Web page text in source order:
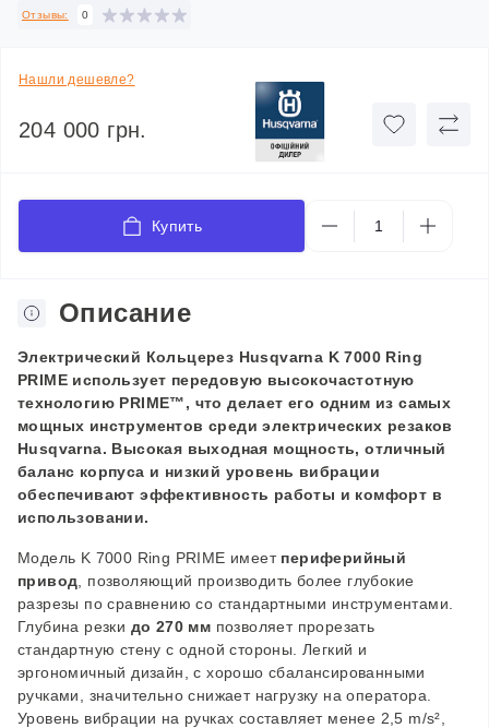
Отзывы: 0
Нашли дешевле?
204 000 грн.
Купить
Описание
Электрический Кольцерез Husqvarna K 7000 Ring
PRIME использует передовую высокочастотную
технологию PRIME™, что делает его одним из самых
мощных инструментов среди электрических резаков
Husqvarna. Высокая выходная мощность, отличный
баланс корпуса и низкий уровень вибрации
обеспечивают эффективность работы и комфорт в
использовании.
Модель K 7000 Ring PRIME имеет периферийный
привод , позволяющий производить более глубокие
разрезы по сравнению со стандартными инструментами.
Глубина резки до 270 мм позволяет прорезать
стандартную стену с одной стороны. Легкий и
эргономичный дизайн, с хорошо сбалансированными
ручками, значительно снижает нагрузку на оператора.
Уровень вибрации на ручках составляет менее 2,5 m/s²